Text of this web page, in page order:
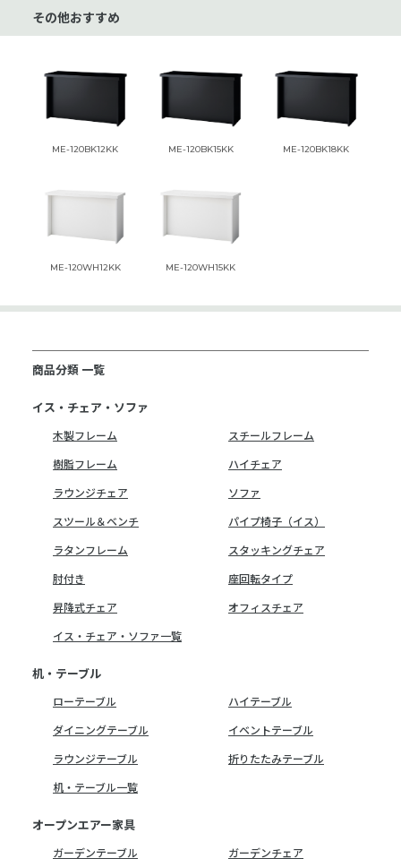
その他おすすめ
ME-120BK12KK ME-120BK15KK ME-120BK18KK
ME-120WH12KK ME-120WH15KK
商品分類 一覧
イス・チェア・ソファ
木製フレーム
スチールフレーム
樹脂フレーム
ハイチェア
ラウンジチェア
ソファ
スツール＆ベンチ
パイプ椅子（イス）
ラタンフレーム
スタッキングチェア
肘付き
座回転タイプ
昇降式チェア
オフィスチェア
イス・チェア・ソファ一覧
机・テーブル
ローテーブル
ハイテーブル
ダイニングテーブル
イベントテーブル
ラウンジテーブル
折りたたみテーブル
机・テーブル一覧
オープンエアー家具
ガーデンテーブル
ガーデンチェア